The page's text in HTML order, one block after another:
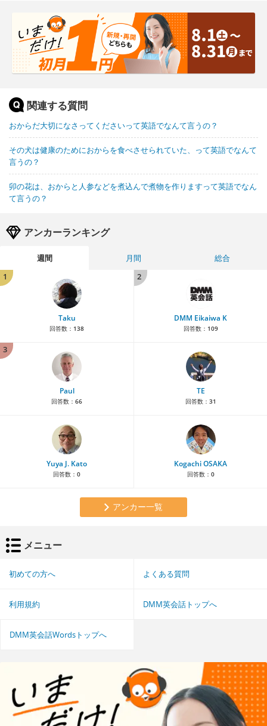
関連する質問
おからだ大切になさってくださいって英語でなんて言うの？
その犬は健康のためにおからを食べさせられていた、って英語でなんて
言うの？
卯の花は、おからと人参などを煮込んで煮物を作りますって英語でなん
て言うの？
アンカーランキング
週間 月間
総合
1
Taku
回答数： 138
2
DMM Eikaiwa K
回答数： 109
3
Paul
回答数： 66
TE
回答数： 31
Yuya J. Kato
回答数： 0
Kogachi OSAKA
回答数： 0
アンカー一覧
メニュー
初めての方へ よくある質問
利用規約 DMM英会話トップへ
DMM英会話Wordsトップへ